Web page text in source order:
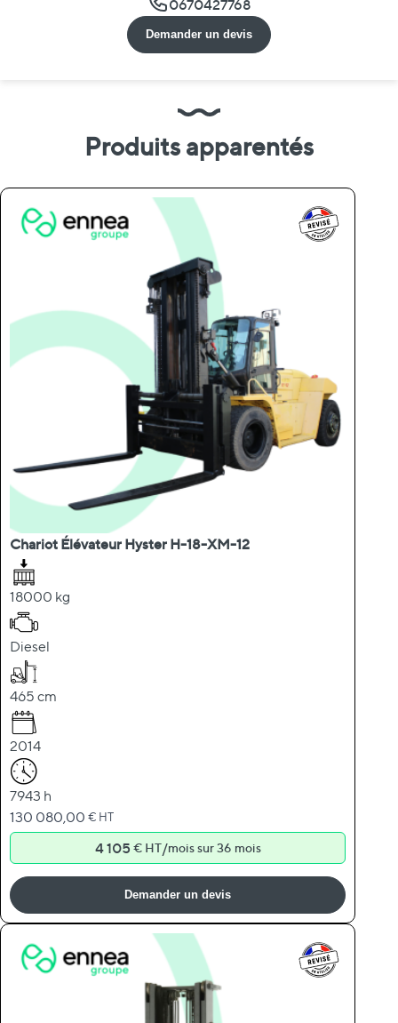
0670427768
Demander un devis
Produits apparentés
Chariot Élévateur Hyster H-18-XM-12
18000 kg
Diesel
465 cm
2014
7943 h
130 080,00 € HT
4 105 € HT/mois sur 36 mois
Demander un devis